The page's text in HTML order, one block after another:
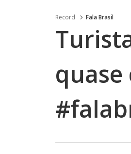
Record Fala Brasil